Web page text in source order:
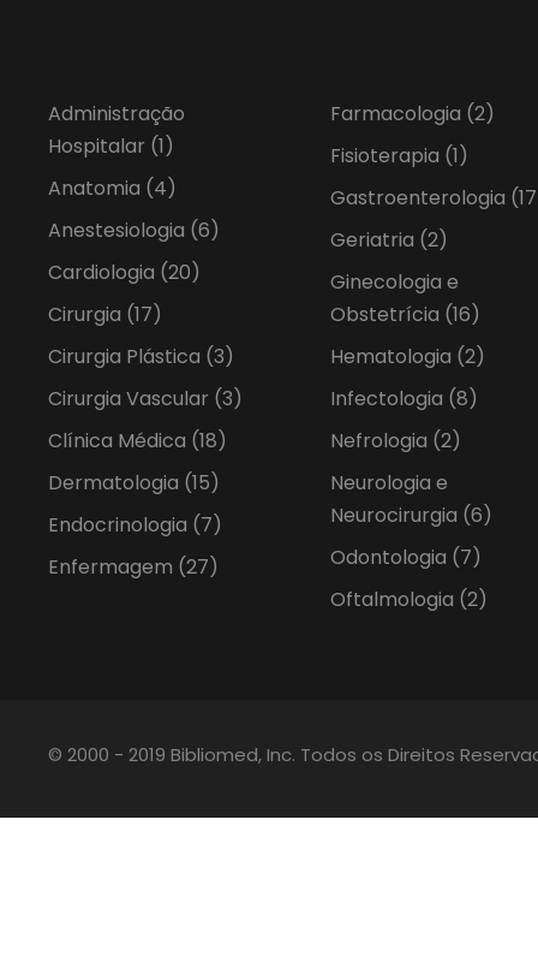
Administração
Hospitalar (1)
Anatomia (4)
Anestesiologia (6)
Cardiologia (20)
Cirurgia (17)
Cirurgia Plástica (3)
Cirurgia Vascular (3)
Clínica Médica (18)
Dermatologia (15)
Endocrinologia (7)
Enfermagem (27)
Farmacologia (2)
Fisioterapia (1)
Gastroenterologia
Geriatria (2)
Ginecologia e
Obstetrícia (16)
Hematologia (2)
Infectologia (8)
Nefrologia (2)
Neurologia e
Neurocirurgia (6)
Odontologia (7)
Oftalmologia (2)
© 2000 - 2019 Bibliomed, Inc. Todos os Direitos